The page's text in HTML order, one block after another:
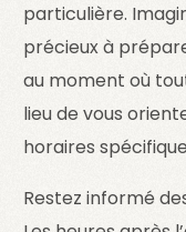
particulière.
précieux à
au moment où
lieu de vous
horaires
Restez informé